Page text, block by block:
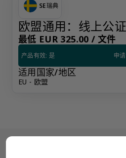
SE瑞典
欧盟通用：线上公
最低 EUR 325.00 / 文件
产品有效: 是 申
适用国家/地区
EU - 欧盟